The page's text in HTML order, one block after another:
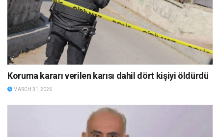
Koruma kararı verilen karısı dahil dört kişiyi öldürdü
MARCH 31, 2026